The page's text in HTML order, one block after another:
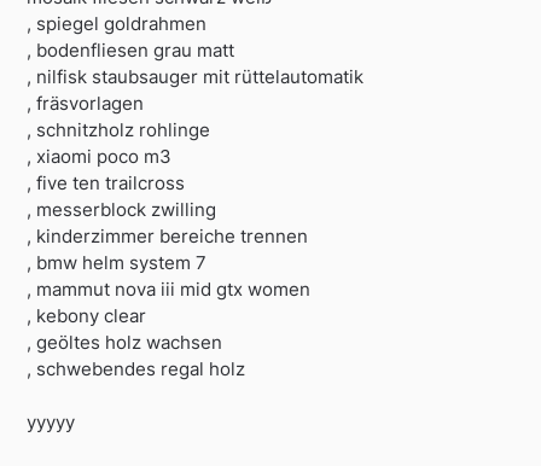
, spiegel goldrahmen
, bodenfliesen grau matt
, nilfisk staubsauger mit rüttelautomatik
, fräsvorlagen
, schnitzholz rohlinge
, xiaomi poco m3
, five ten trailcross
, messerblock zwilling
, kinderzimmer bereiche trennen
, bmw helm system 7
, mammut nova iii mid gtx women
, kebony clear
, geöltes holz wachsen
, schwebendes regal holz
yyyyy